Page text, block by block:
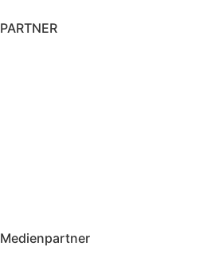
PARTNER
Medienpartner